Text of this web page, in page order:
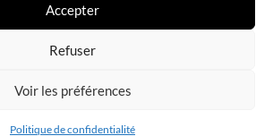
Accepter
Refuser
Voir les préférences
Politique de confidentialité
réservés - Propulsé parWeb My Sister-Plan
de site